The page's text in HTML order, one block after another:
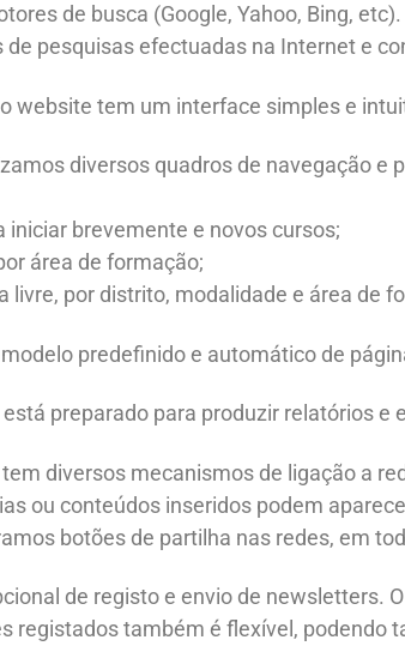
de busca (Google, Yahoo, Bing,
de pesquisas efectuadas na Internet e
website tem um interface simples e
diversos quadros de navegação e
iniciar brevemente e novos cursos;
área de formação;
livre, por distrito, modalidade e área de
predefinido e automático de
preparado para produzir relatórios
diversos mecanismos de ligação a
ou conteúdos inseridos podem
botões de partilha nas redes, em
de registo e envio de newsletters.
registados também é flexível, podendo